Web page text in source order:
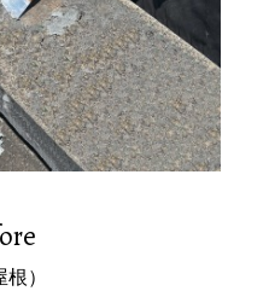
根）